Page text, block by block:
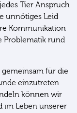
Tier Anspruch
unnötiges Leid
Kommunikation
Problematik rund
für die
einzutreten.
können wir
im Leben unserer